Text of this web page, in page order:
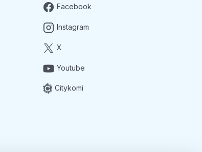
Facebook
Instagram
X
Youtube
Citykomi